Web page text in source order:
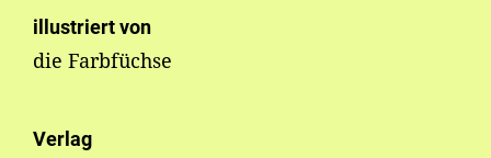
illustriert von
die Farbfüchse
Verlag